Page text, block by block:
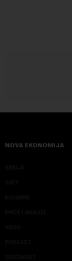
NOVA EKONOMIJA
SRBIJA
SVET
KOLUMNE
PRIČE I ANALIZE
VIDEO
PODCAST
ODRŽIVOST